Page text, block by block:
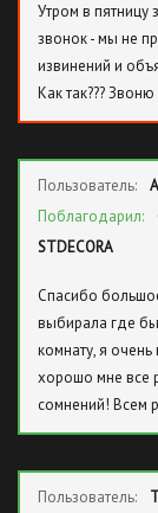
Утром в пятницу
звонок - мы не
извинений и
Как так???
Пользователь:
Поблагодарил:
STDECORA
Спасибо
выбирала где
комнату, я
хорошо мне все
сомнений! Всем
Пользователь: